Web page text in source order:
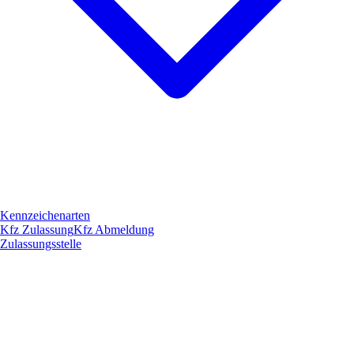
Kennzeichenarten
Kfz ZulassungKfz Abmeldung
Zulassungsstelle